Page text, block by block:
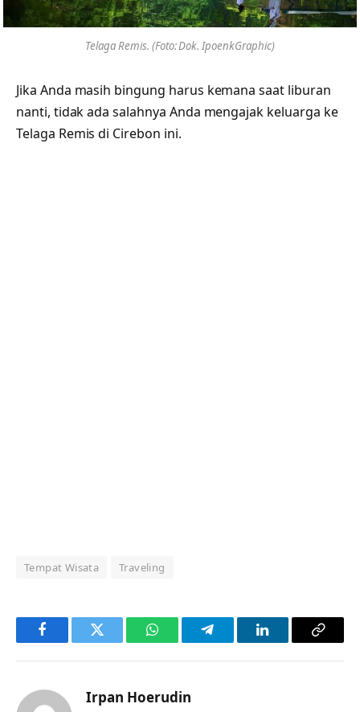
Telaga Remis. (Foto: Dok. IpoenkGraphic)
Jika Anda masih bingung harus kemana saat liburan
nanti, tidak ada salahnya Anda mengajak keluarga ke
Telaga Remis di Cirebon ini.
Tempat Wisata Traveling
FacebookTwitter WhatsAppTelegramLinkedInCopy
Irpan Hoerudin